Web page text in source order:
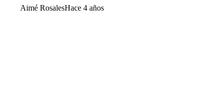
Aimé RosalesHace 4 años